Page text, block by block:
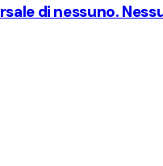
di nessuno.